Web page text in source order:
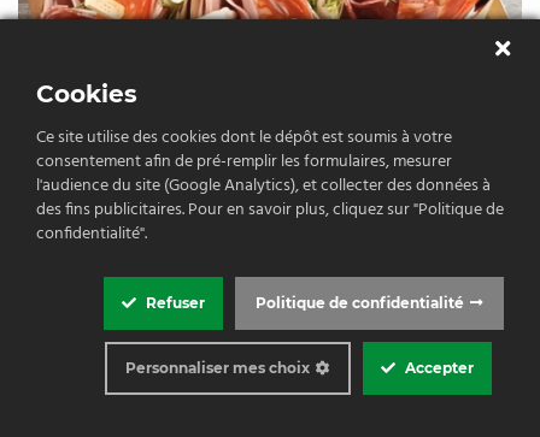
NOS CORNETS DE CHARCUTERIES
Settings
Cookies
Ce site utilise des cookies dont le dépôt est soumis à votre
consentement afin de pré-remplir les formulaires, mesurer
l'audience du site (Google Analytics), et collecter des données à
des fins publicitaires. Pour en savoir plus, cliquez sur "Politique de
confidentialité".
Politique de confidentialité
Refuser
Accepter
Personnaliser mes choix